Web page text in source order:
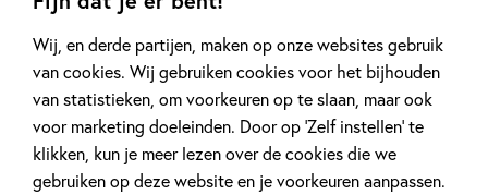
Wij, en derde partijen, maken op onze websites gebruik
van cookies. Wij gebruiken cookies voor het bijhouden
van statistieken, om voorkeuren op te slaan, maar ook
voor marketing doeleinden. Door op ‘Zelf instellen’ te
klikken, kun je meer lezen over de cookies die we
gebruiken op deze website en je voorkeuren aanpassen.
Meer van deze auteur